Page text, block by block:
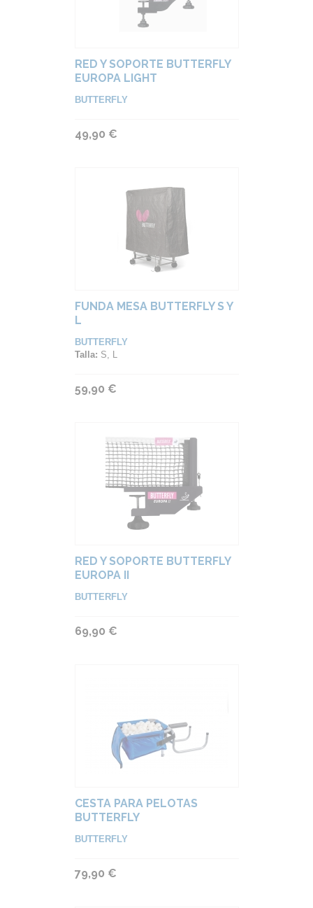
RED Y SOPORTE BUTTERFLY
EUROPA LIGHT
BUTTERFLY
49,90 €
FUNDA MESA BUTTERFLY S Y
L
BUTTERFLY
Talla: S, L
59,90 €
RED Y SOPORTE BUTTERFLY
EUROPA II
BUTTERFLY
69,90 €
CESTA PARA PELOTAS
BUTTERFLY
BUTTERFLY
79,90 €